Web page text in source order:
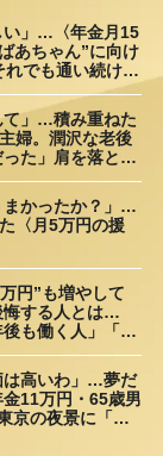
い」…〈年金月15
あちゃん”に向け
でも通い続ける
て」…積み重ねた
婦。潤沢な老後
た」肩を落とす
まかったか？」…
〈月5万円の援
円”も増やして
悔する人とは…
後も働く人」「特
は高いわ」…夢だ
11万円・65歳男
京の夜景に「癒